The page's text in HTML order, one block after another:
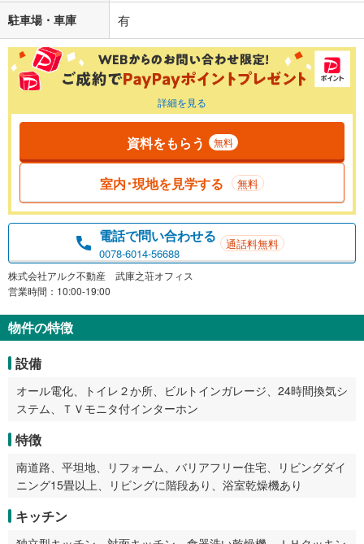
駐車場・車庫 有
詳細を見る
資料をもらう 無料
室内･現地を見学する 無料
電話で問い合わせる
0078-6014-56688
通話料無料
株式会社アルク不動産 武庫之荘オフィス
営業時間：10:00-19:00
物件の特徴
設備
オール電化、トイレ２か所、ビルトインガレージ、24時間換気シ
ステム、ＴＶモニタ付インターホン
特徴
南道路、平坦地、リフォーム、バリアフリー住宅、リビングダイ
ニング15畳以上、リビングに階段あり、浴室乾燥機あり
キッチン